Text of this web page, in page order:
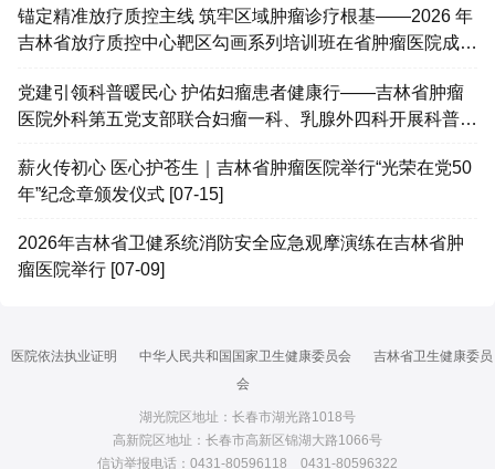
锚定精准放疗质控主线 筑牢区域肿瘤诊疗根基——2026 年
吉林省放疗质控中心靶区勾画系列培训班在省肿瘤医院成功
党建引领科普暖民心 护佑妇瘤患者健康行——吉林省肿瘤
医院外科第五党支部联合妇瘤一科、乳腺外四科开展科普患
薪火传初心 医心护苍生｜吉林省肿瘤医院举行“光荣在党50
年”纪念章颁发仪式 [07-15]
2026年吉林省卫健系统消防安全应急观摩演练在吉林省肿
瘤医院举行 [07-09]
医院依法执业证明 中华人民共和国国家卫生健康委员会
吉林省卫生健康委员
会
湖光院区地址：长春市湖光路1018号
高新院区地址：长春市高新区锦湖大路1066号
信访举报电话：0431-80596118 0431-80596322